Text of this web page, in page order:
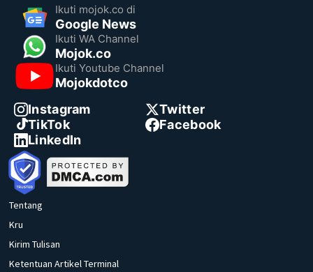
Ikuti mojok.co di
Google News
Ikuti WA Channel
Mojok.co
Ikuti Youtube Channel
Mojokdotco
Instagram
Twitter
TikTok
Facebook
LinkedIn
Tentang
Kru
Kirim Tulisan
Ketentuan Artikel Terminal